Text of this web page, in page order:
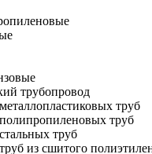
трубопровод
труб
труб
труб
из сшитого